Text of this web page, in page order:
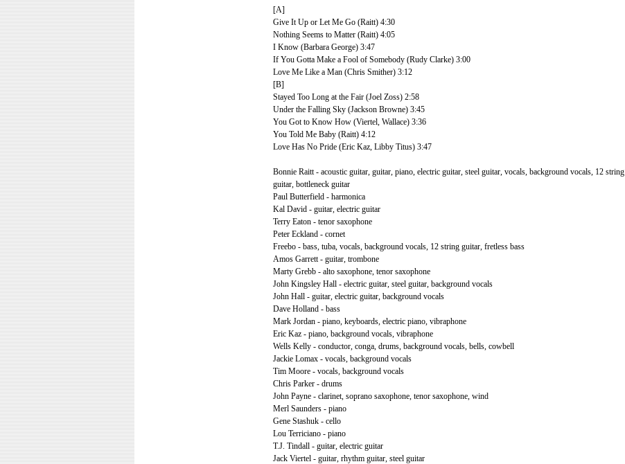
[A]
Give It Up or Let Me Go (Raitt) 4:30
Nothing Seems to Matter (Raitt) 4:05
I Know (Barbara George) 3:47
If You Gotta Make a Fool of Somebody (Rudy Clarke) 3:00
Love Me Like a Man (Chris Smither) 3:12
[B]
Stayed Too Long at the Fair (Joel Zoss) 2:58
Under the Falling Sky (Jackson Browne) 3:45
You Got to Know How (Viertel, Wallace) 3:36
You Told Me Baby (Raitt) 4:12
Love Has No Pride (Eric Kaz, Libby Titus) 3:47
Bonnie Raitt - acoustic guitar, guitar, piano, electric guitar, steel guitar, vocals, background vocals, 12 string
guitar, bottleneck guitar
Paul Butterfield - harmonica
Kal David - guitar, electric guitar
Terry Eaton - tenor saxophone
Peter Eckland - cornet
Freebo - bass, tuba, vocals, background vocals, 12 string guitar, fretless bass
Amos Garrett - guitar, trombone
Marty Grebb - alto saxophone, tenor saxophone
John Kingsley Hall - electric guitar, steel guitar, background vocals
John Hall - guitar, electric guitar, background vocals
Dave Holland - bass
Mark Jordan - piano, keyboards, electric piano, vibraphone
Eric Kaz - piano, background vocals, vibraphone
Wells Kelly - conductor, conga, drums, background vocals, bells, cowbell
Jackie Lomax - vocals, background vocals
Tim Moore - vocals, background vocals
Chris Parker - drums
John Payne - clarinet, soprano saxophone, tenor saxophone, wind
Merl Saunders - piano
Gene Stashuk - cello
Lou Terriciano - piano
T.J. Tindall - guitar, electric guitar
Jack Viertel - guitar, rhythm guitar, steel guitar